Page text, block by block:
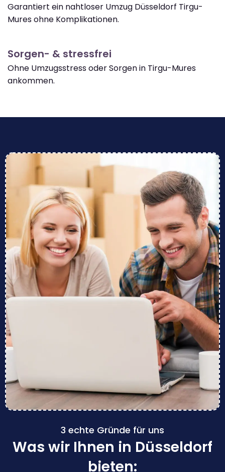
Garantiert ein nahtloser Umzug Düsseldorf Tirgu-
Mures ohne Komplikationen.
Sorgen- & stressfrei
Ohne Umzugsstress oder Sorgen in Tirgu-Mures
ankommen.
3 echte Gründe für uns
Was wir Ihnen in Düsseldorf
bieten: